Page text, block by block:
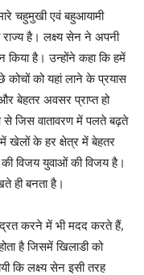
चहुमुखी एवं बहुआयामी
राज्य है। लक्ष्य सेन ने अपनी
किया है। उन्होंने कहा कि हमें
को यहां लाने के प्रयास
बेहतर अवसर प्राप्त हो
जिस वातावरण में पलते बढ़ते
खेलों के हर क्षेत्र में बेहतर
विजय युवाओं की विजय है।
ही बनता है।
करने में भी मदद करते हैं,
है जिसमें खिलाडी को
कि लक्ष्य सेन इसी तरह